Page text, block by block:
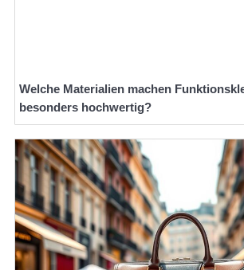
Welche Materialien machen
besonders hochwertig?